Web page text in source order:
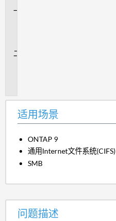
适用场景
ONTAP 9
通用Internet文件系统(CIFS)
SMB
问题描述